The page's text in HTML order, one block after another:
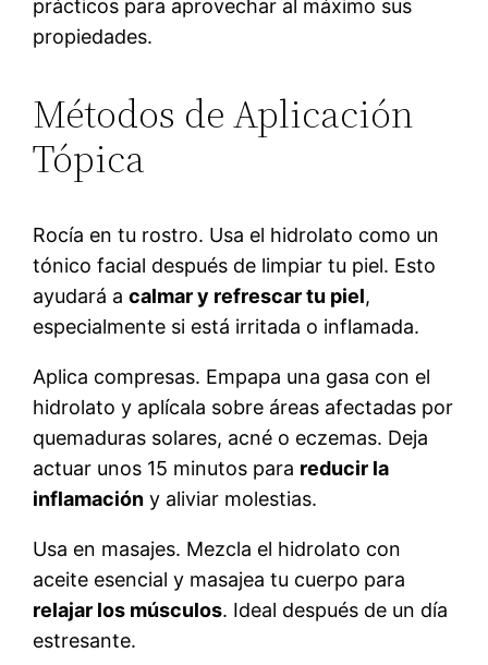
prácticos para aprovechar al máximo sus
propiedades.
Métodos de Aplicación
Tópica
Rocía en tu rostro. Usa el hidrolato como un
tónico facial después de limpiar tu piel. Esto
ayudará acalmar y refrescar tu piel,
especialmente si está irritada o inflamada.
Aplica compresas. Empapa una gasa con el
hidrolato y aplícala sobre áreas afectadas por
quemaduras solares, acné o eczemas. Deja
actuar unos 15 minutos para reducir la
inflamación y aliviar molestias.
Usa en masajes. Mezcla el hidrolato con
aceite esencial y masajea tu cuerpo para
relajar los músculos. Ideal después de un día
estresante.